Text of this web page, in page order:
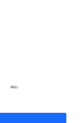
（税込）